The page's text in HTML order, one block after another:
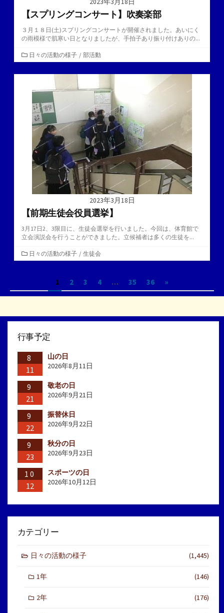
【スプリングコンサート】吹奏楽部
３月１８日(土)スプリングコンサートが開催されました。あいにく
の雨模様で肌寒い日となりましたが、手拍子あり振り付けありの...
カ
テ
ゴ
ー
日々の活動の様子 / 部活動
2023年3月18日
【前期生徒会役員選挙】
3月17日2、3限目に、生徒会選挙を行いました。今回は、体育館で
立会演説会を行うことができました。立候補者は多くの生徒を...
カ
テ
ー
日々の活動の様子 / 生徒会
稿
ー
送
り
1 2 3 4 … 35 36 »
行事予定
8
11
山の日
2026年8月11日
9
21
敬老の日
2026年9月21日
9
22
振替休日
2026年9月22日
9
23
秋分の日
2026年9月23日
10
12
スポーツの日
2026年10月12日
カテゴリー
日々の活動の様子 (1,445)
1年 (146)
2年 (176)